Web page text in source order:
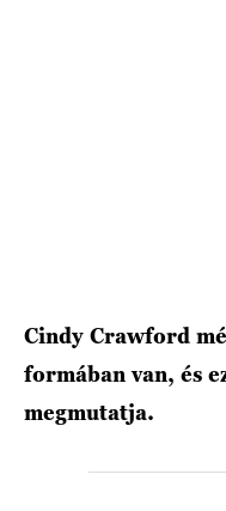
Cindy Crawford
formában van, és
megmutatja.